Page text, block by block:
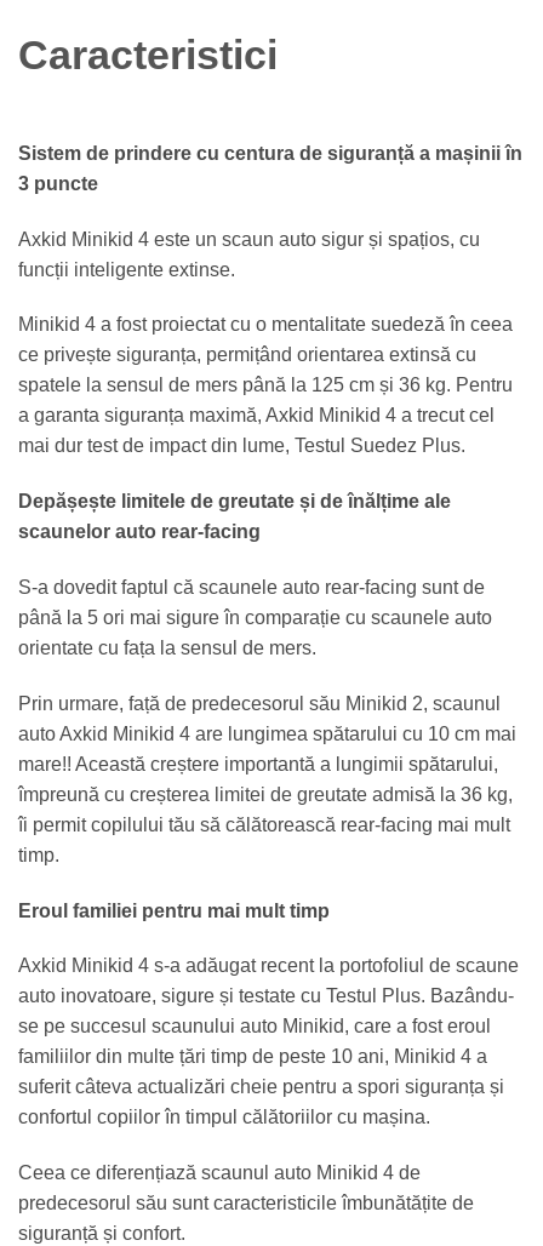
Caracteristici
Sistem de prindere cu centura de siguranță a mașinii în
3 puncte
Axkid Minikid 4 este un scaun auto sigur și spațios, cu
funcții inteligente extinse.
Minikid 4 a fost proiectat cu o mentalitate suedeză în ceea
ce privește siguranța, permițând orientarea extinsă cu
spatele la sensul de mers până la 125 cm și 36 kg. Pentru
a garanta siguranța maximă, Axkid Minikid 4 a trecut cel
mai dur test de impact din lume, Testul Suedez Plus.
Depășește limitele de greutate și de înălțime ale
scaunelor auto rear-facing
S-a dovedit faptul că scaunele auto rear-facing sunt de
până la 5 ori mai sigure în comparație cu scaunele auto
orientate cu fața la sensul de mers.
Prin urmare, față de predecesorul său Minikid 2, scaunul
auto Axkid Minikid 4 are lungimea spătarului cu 10 cm mai
mare!! Această creștere importantă a lungimii spătarului,
împreună cu creșterea limitei de greutate admisă la 36 kg,
îi permit copilului tău să călătorească rear-facing mai mult
timp.
Eroul familiei pentru mai mult timp
Axkid Minikid 4 s-a adăugat recent la portofoliul de scaune
auto inovatoare, sigure și testate cu Testul Plus. Bazându-
se pe succesul scaunului auto Minikid, care a fost eroul
familiilor din multe țări timp de peste 10 ani, Minikid 4 a
suferit câteva actualizări cheie pentru a spori siguranța și
confortul copiilor în timpul călătoriilor cu mașina.
Ceea ce diferențiază scaunul auto Minikid 4 de
predecesorul său sunt caracteristicile îmbunătățite de
siguranță și confort.